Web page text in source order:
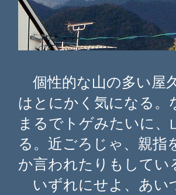
個性的な山の多い屋
はとにかく気になる。
まるでトゲみたいに
る。近ごろじゃ、親指
か言われたりもしてい
いずれにせよ、あい